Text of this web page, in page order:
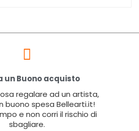
un Buono acquisto
regalare ad un artista,
buono spesa Bellearti.it!
e non corri il rischio di
sbagliare.